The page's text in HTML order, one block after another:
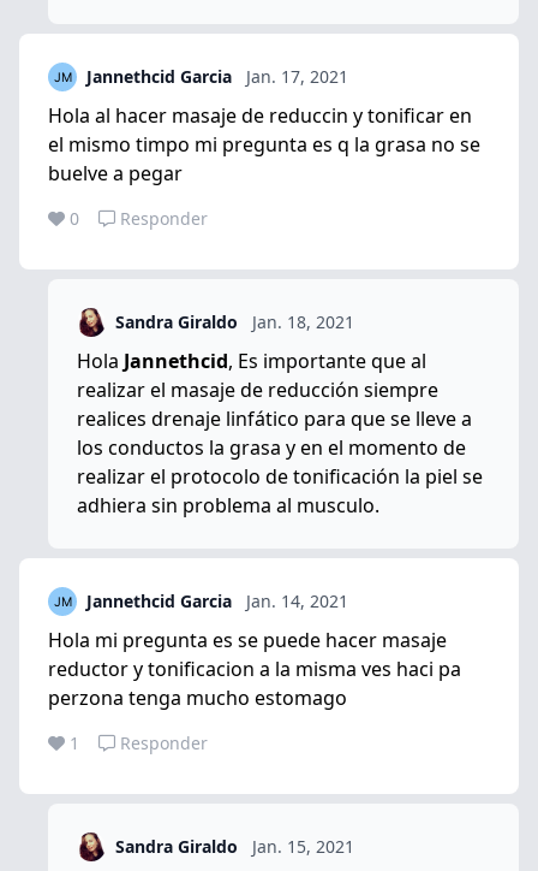
Jannethcid Garcia Jan. 17, 2021
Hola al hacer masaje de reduccin y tonificar en
el mismo timpo mi pregunta es q la grasa no se
buelve a pegar
0 Responder
Sandra Giraldo Jan. 18, 2021
Hola Jannethcid, Es importante que al
realizar el masaje de reducción siempre
realices drenaje linfático para que se lleve a
los conductos la grasa y en el momento de
realizar el protocolo de tonificación la piel se
adhiera sin problema al musculo.
Jannethcid Garcia Jan. 14, 2021
Hola mi pregunta es se puede hacer masaje
reductor y tonificacion a la misma ves haci pa
perzona tenga mucho estomago
1 Responder
Sandra Giraldo Jan. 15, 2021